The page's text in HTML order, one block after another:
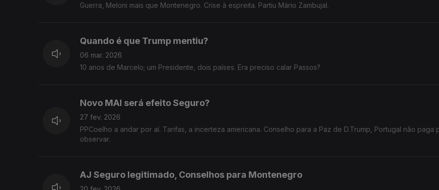
Guerra, Meloni mais que Montenegro. Crise à espreita. Partiu Mário Zambujal.
Quando é que Trump mentiu?
06 mar. 2026
10 anos de Marcelo; um Presidente, dois países. Era preciso calar Passos?
Novo MAI será efeito Seguro?
27 fev. 2026
PPCoelho a andar por aí. Tarifas, a incerteza americana. Conselho para a Paz de D.Trump, Portugal não paga
observar.
AJ Seguro legitimado, Conselhos para Montenegro